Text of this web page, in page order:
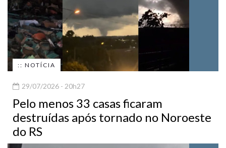
:: NOTÍCIA
29/07/2026 - 20h27
Pelo menos 33 casas ficaram
destruídas após tornado no Noroeste
do RS